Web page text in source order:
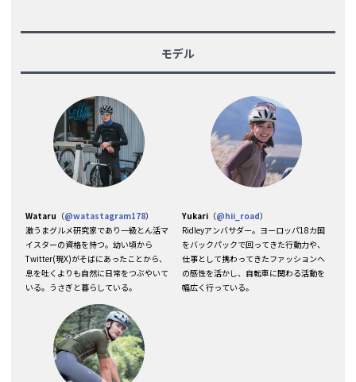
モデル
Wataru （@watastagram178）
激うまグルメ研究家であり一級とん活マ
イスターの資格を持つ。幼い頃から
Twitter(現X)がそばにあったことから、
息を吐くよりも自然に日常をつぶやいて
いる。うさぎと暮らしている。
Yukari （@hii_road）
Ridleyアンバサダー。ヨーロッパ18カ国
をバックパックで回ってきた行動力や、
仕事として携わってきたファッションへ
の感性を活かし、自転車に関わる活動を
幅広く行っている。